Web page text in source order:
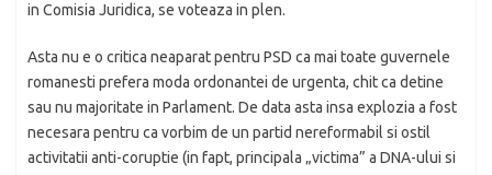
in Comisia Juridica, se voteaza in plen.
Asta nu e o critica neaparat pentru PSD ca mai toate guvernele
romanesti prefera moda ordonantei de urgenta, chit ca detine
sau nu majoritate in Parlament. De data asta insa explozia a fost
necesara pentru ca vorbim de un partid nereformabil si ostil
activitatii anti-coruptie (in fapt, principala „victima” a DNA-ului si